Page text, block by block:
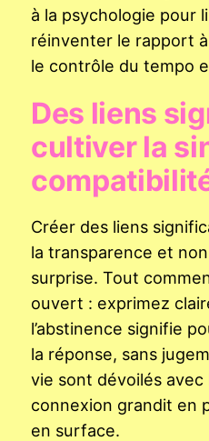
à la psychologie pour
réinventer le rapport
le contrôle du tempo
Des liens
cultiver la
Créer des liens
la transparence et
surprise. Tout
ouvert : exprimez
l’abstinence signifie
la réponse, sans
vie sont dévoilés
connexion grandit en
en surface.